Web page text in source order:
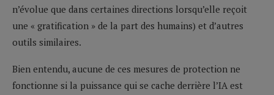
n’évolue que dans certaines directions lorsqu’elle reçoit
une « gratification » de la part des humains) et d’autres
outils similaires.
Bien entendu, aucune de ces mesures de protection ne
fonctionne si la puissance qui se cache derrière l’IA est